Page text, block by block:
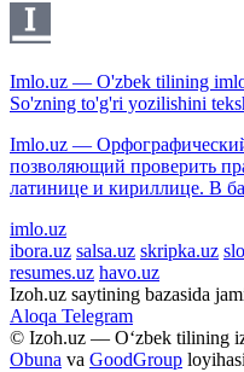
Imlo.uz — O'zbek tilining
So'zning to'g'ri yozilishini
Imlo.uz — Орфографический
позволяющий проверить
латинице и кириллице. В
imlo.uz
ibora.uz salsa.uz skripka.uz
resumes.uz havo.uz
Izoh.uz saytining bazasida
Aloqa Telegram
© Izoh.uz — O‘zbek tilining
Obuna va GoodGroup